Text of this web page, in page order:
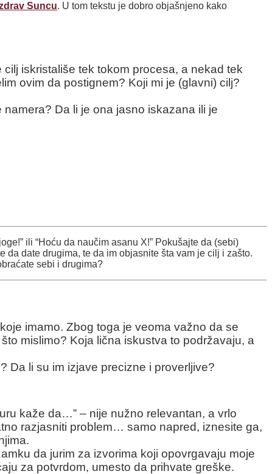
Suncu. U tom tekstu je dobro objašnjeno kako
iskristališe tek tokom procesa, a nekad tek
ovim da postignem? Koji mi je (glavni) cilj?
Da li je ona jasno iskazana ili je
ili “Hoću da naučim asanu X!” Pokušajte da (sebi)
date drugima, te da im objasnite šta vam je cilj i zašto.
sebi i drugima?
imamo. Zbog toga je veoma važno da se
mislimo? Koja lična iskustva to podržavaju, a
Da li su im izjave precizne i proverljive?
kaže da…” – nije nužno relevantan, a vrlo
razjasniti problem… samo napred, iznesite ga,
da jurim za izvorima koji opovrgavaju moje
za potvrdom, umesto da prihvate greške.